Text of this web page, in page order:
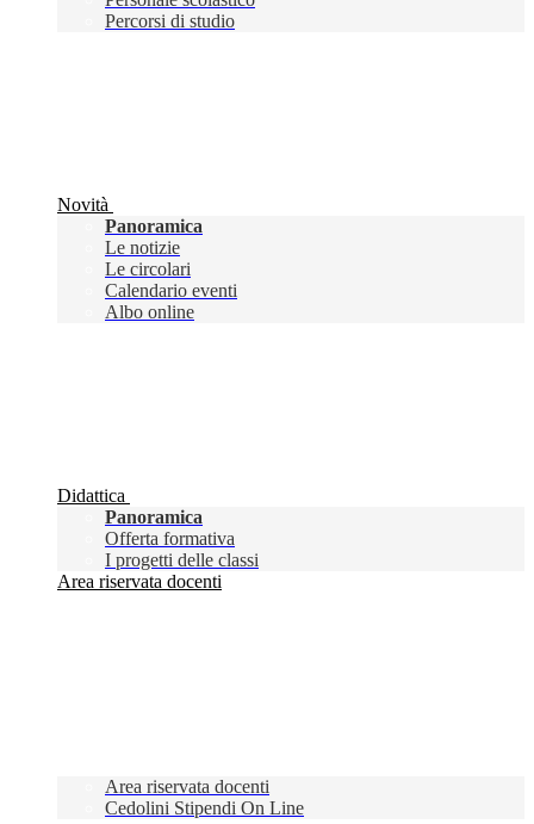
Percorsi di studio
Novità
Panoramica
Le notizie
Le circolari
Calendario eventi
Albo online
Didattica
Panoramica
Offerta formativa
I progetti delle classi
Area riservata docenti
Area riservata docenti
Cedolini Stipendi On Line